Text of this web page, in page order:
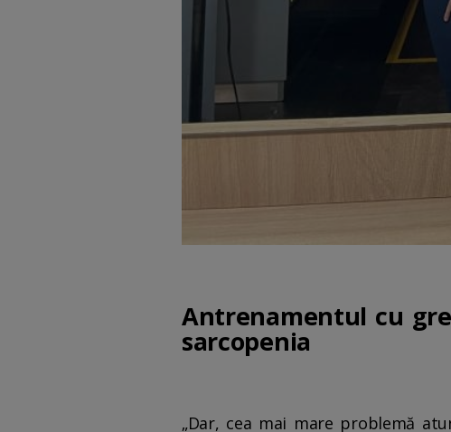
Antrenamentul cu
sarcopenia
„Dar, cea mai mare problemă